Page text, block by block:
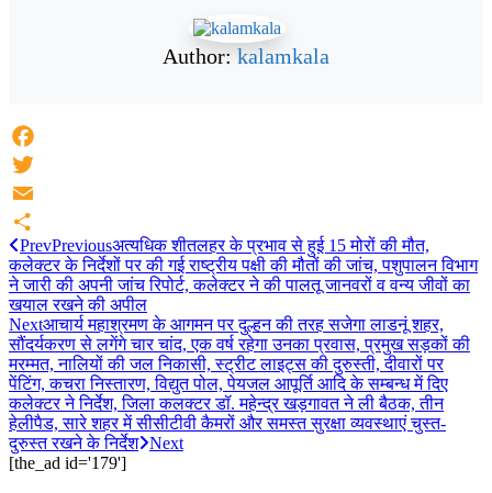
Author: kalamkala
Facebook
Twitter
Email
Share
PrevPreviousअत्यधिक शीतलहर के प्रभाव से हुई 15 मोरों की मौत,
कलेक्टर के निर्देशों पर की गई राष्ट्रीय पक्षी की मौतों की जांच, पशुपालन विभाग
ने जारी की अपनी जांच रिपोर्ट, कलेक्टर ने की पालतू जानवरों व वन्य जीवों का
खयाल रखने की अपील
Nextआचार्य महाश्रमण के आगमन पर दुल्हन की तरह सजेगा लाडनूं शहर,
सौंदर्यकरण से लगेंगे चार चांद, एक वर्ष रहेगा उनका प्रवास, प्रमुख सड़कों की
मरम्मत, नालियों की जल निकासी, स्ट्रीट लाइट्स की दुरुस्ती, दीवारों पर
पेंटिंग, कचरा निस्तारण, विद्युत पोल, पेयजल आपूर्ति आदि के सम्बन्ध में दिए
कलेक्टर ने निर्देश, जिला कलक्टर डॉ. महेन्द्र खड़गावत ने ली बैठक, तीन
हेलीपैड, सारे शहर में सीसीटीवी कैमरों और समस्त सुरक्षा व्यवस्थाएं चुस्त-
दुरुस्त रखने के निर्देश Next
[the_ad id='179']